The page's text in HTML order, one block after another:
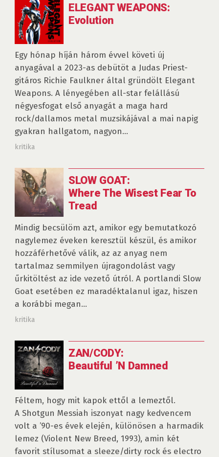
ELEGANT WEAPONS:
Evolution
Egy hónap híján három évvel követi új
anyagával a 2023-as debütöt a Judas Priest-
gitáros Richie Faulkner által gründölt Elegant
Weapons. A lényegében all-star felállású
négyesfogat első anyagát a maga hard
rock/dallamos metal muzsikájával a mai napig
gyakran hallgatom, nagyon...
kritika
SLOW GOAT:
Where The Wisest Fear To
Tread
Mindig becsülöm azt, amikor egy bemutatkozó
nagylemez éveken keresztül készül, és amikor
hozzáférhetővé válik, az az anyag nem
tartalmaz semmilyen újragondolást vagy
űrkitöltést az ide vezető útról. A portlandi Slow
Goat esetében ez maradéktalanul igaz, hiszen
a korábbi megan...
kritika
ZAN/CODY:
Beautiful ’N Damned
Féltem, hogy mit kapok ettől a lemeztől.
A Shotgun Messiah iszonyat nagy kedvencem
volt a ’90-es évek elején, különösen a harmadik
lemez (Violent New Breed, 1993), amin két
favorit stílusomat a sleeze/dirty rock és electro